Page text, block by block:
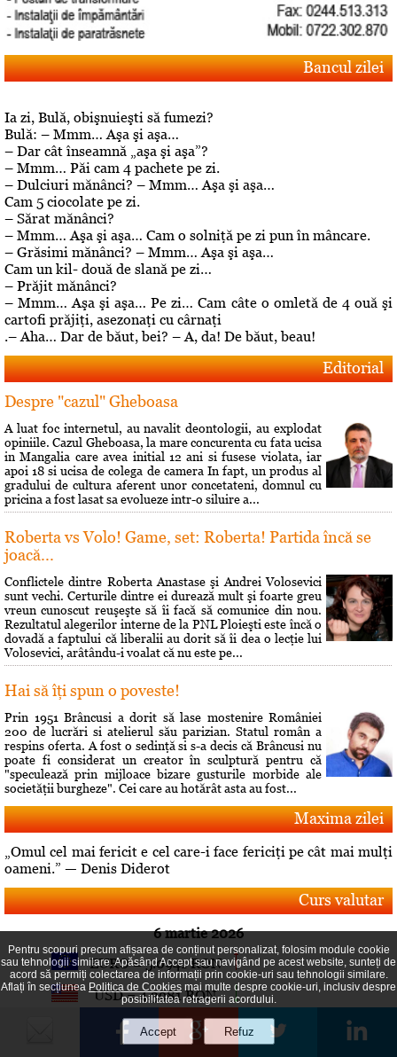
Bancul zilei
Ia zi, Bulă, obişnuieşti să fumezi?
Bulă: – Mmm… Aşa şi aşa…
– Dar cât înseamnă „aşa şi aşa”?
– Mmm… Păi cam 4 pachete pe zi.
– Dulciuri mănânci? – Mmm… Aşa şi aşa…
Cam 5 ciocolate pe zi.
– Sărat mănânci?
– Mmm… Aşa şi aşa… Cam o solniţă pe zi pun în mâncare.
– Grăsimi mănânci? – Mmm… Aşa şi aşa…
Cam un kil- două de slană pe zi…
– Prăjit mănânci?
– Mmm… Aşa şi aşa… Pe zi… Cam câte o omletă de 4 ouă şi
cartofi prăjiţi, asezonaţi cu cârnaţi
.– Aha… Dar de băut, bei? – A, da! De băut, beau!
Editorial
Despre "cazul" Gheboasa
A luat foc internetul, au navalit deontologii, au explodat
opiniile. Cazul Gheboasa, la mare concurenta cu fata ucisa
in Mangalia care avea initial 12 ani si fusese violata, iar
apoi 18 si ucisa de colega de camera In fapt, un produs al
gradului de cultura aferent unor concetateni, domnul cu
pricina a fost lasat sa evolueze intr-o siluire a...
Roberta vs Volo! Game, set: Roberta! Partida încă se
joacă...
Conflictele dintre Roberta Anastase şi Andrei Volosevici
sunt vechi. Certurile dintre ei durează mult şi foarte greu
vreun cunoscut reuşeşte să îi facă să comunice din nou.
Rezultatul alegerilor interne de la PNL Ploieşti este încă o
dovadă a faptului că liberalii au dorit să îi dea o lecţie lui
Volosevici, arâtându-i voalat că nu este pe...
Hai să îţi spun o poveste!
Prin 1951 Brâncusi a dorit să lase mostenire României
200 de lucrări si atelierul său parizian. Statul român a
respins oferta. A fost o sedinţă si s-a decis că Brâncusi nu
poate fi considerat un creator în sculptură pentru că
"speculează prin mijloace bizare gusturile morbide ale
societăţii burgheze". Cei care au hotărât asta au fost...
Maxima zilei
„Omul cel mai fericit e cel care-i face fericiţi pe cât mai mulţi
oameni.” — Denis Diderot
Curs valutar
6 martie 2026
EURO = 5.0941 RON
USD = 4.3981 RON
GBP = 5.8664 RON
Pentru scopuri precum afișarea de conținut personalizat, folosim module cookie
sau tehnologii similare. Apăsând Accept sau navigând pe acest website, sunteți de
acord să permiți colectarea de informații prin cookie-uri sau tehnologii similare.
Aflați în secțiunea Politica de Cookies mai multe despre cookie-uri, inclusiv despre
posibilitatea retragerii acordului.